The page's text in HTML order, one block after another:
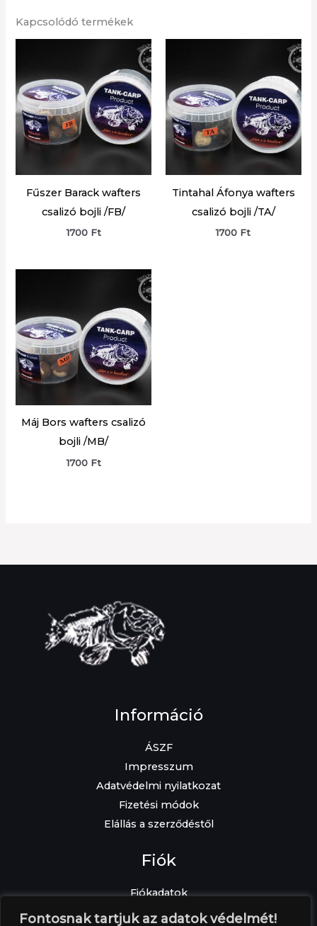
Fontosnak tartjuk az adatok védelmét!
Kapcsolódó termékek
Fűszer Barack wafters
csalizó bojli /FB/
1700 Ft
Tintahal Áfonya wafters
csalizó bojli /TA/
1700 Ft
Máj Bors wafters csalizó
bojli /MB/
1700 Ft
Információ
ÁSZF
Impresszum
Adatvédelmi nyilatkozat
Fizetési módok
Elállás a szerződéstől
Fiók
Fiókadatok
Elfelejtett jelszó